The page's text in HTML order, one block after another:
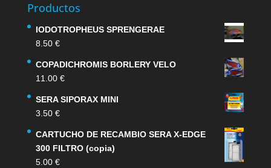
Productos
IODOTROPHEUS SPRENGERAE
8.50 €
COPADICHROMIS BORLERY VELO
11.00 €
SERA SIPORAX MINI
3.50 €
CARTUCHO DE RECAMBIO SERA X-EDGE
300 FILTRO (copia)
5.00 €